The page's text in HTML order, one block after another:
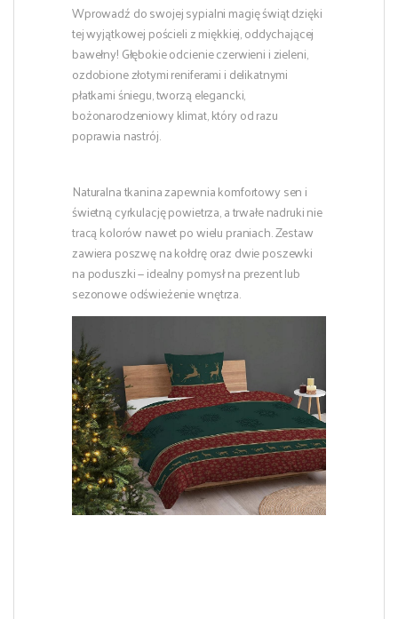
Wprowadź do swojej sypialni magię świąt dzięki
tej wyjątkowej pościeli z miękkiej, oddychającej
bawełny! Głębokie odcienie czerwieni i zieleni,
ozdobione złotymi reniferami i delikatnymi
płatkami śniegu, tworzą elegancki,
bożonarodzeniowy klimat, który od razu
poprawia nastrój.
Naturalna tkanina zapewnia komfortowy sen i
świetną cyrkulację powietrza, a trwałe nadruki nie
tracą kolorów nawet po wielu praniach. Zestaw
zawiera poszwę na kołdrę oraz dwie poszewki
na poduszki — idealny pomysł na prezent lub
sezonowe odświeżenie wnętrza.